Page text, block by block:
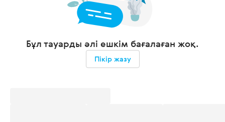
Бұл тауарды әлі ешкім бағалаған жоқ.
Пікір жазу